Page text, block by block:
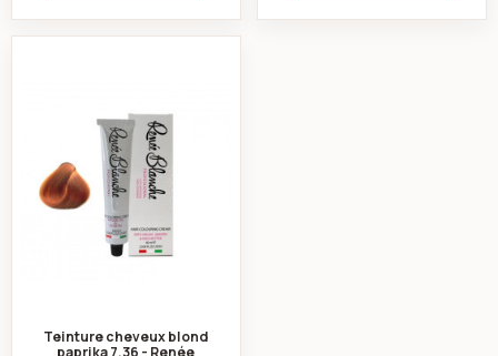
Teinture cheveux blond
paprika 7.36 - Renée